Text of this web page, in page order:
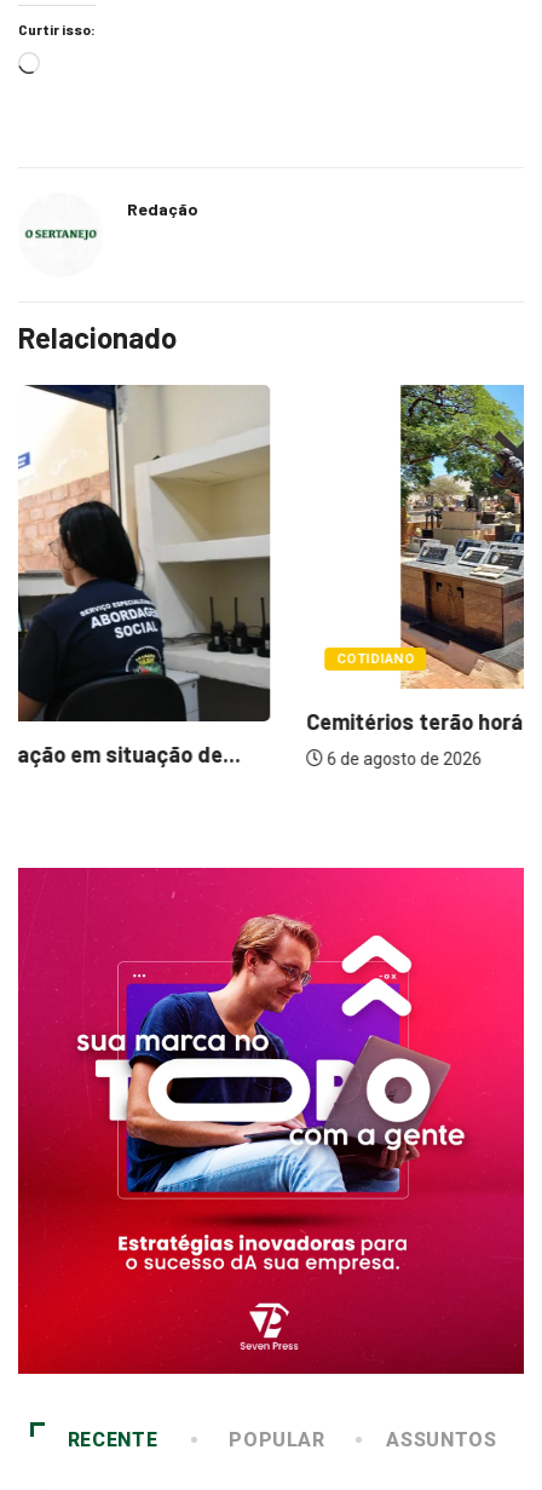
Curtir isso:
Redação
Relacionado
COTIDIANO
Cemitérios terão horário especial e missas no...
6 de agosto de 2026
RECENTE POPULAR ASSUNTOS